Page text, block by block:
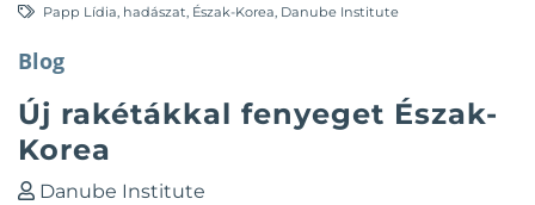
Papp Lídia, hadászat, Észak-Korea, Danube Institute
Blog
Új rakétákkal fenyeget Észak-
Korea
Danube Institute